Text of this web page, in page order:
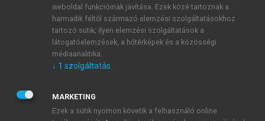
E-MAIL-CÍM
JELSZÓ
weboldal funkcióinak javítása. Ezek közé tartoznak a
harmadik féltől származó elemzési szolgáltatásokhoz
tartozó sütik; ilyen elemzési szolgáltatások a
látogatóelemzések, a hőtérképek és a közösségi
médiaanalitika.
↓ 1 szolgáltatás
MARKETING
Ezek a sütik nyomon követik a felhasználó online